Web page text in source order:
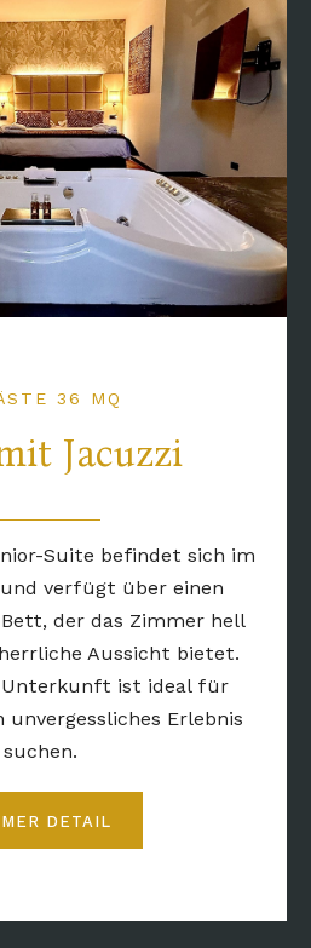
36 MQ
Jacuzzi
Suite befindet sich im
verfügt über einen
der das Zimmer hell
Aussicht bietet.
Unterkunft ist ideal für
unvergessliches Erlebnis
suchen.
DETAIL